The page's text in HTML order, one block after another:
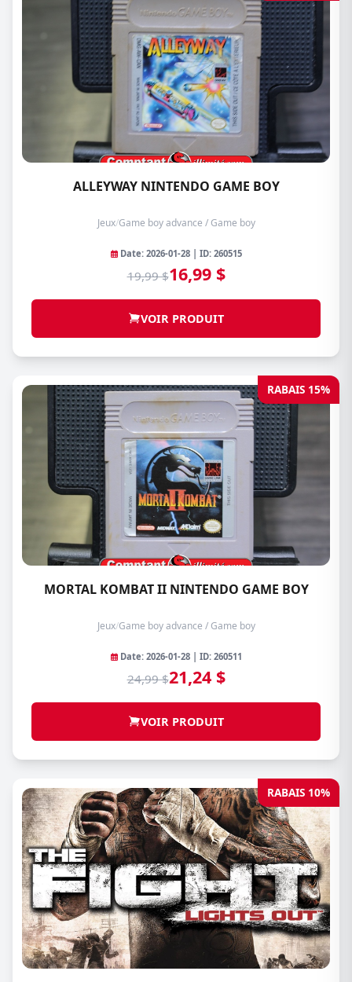
ALLEYWAY NINTENDO GAME BOY
Jeux/Game boy advance / Game boy
Date: 2026-01-28 | ID: 260515
19,99 $16,99 $
VOIR PRODUIT
RABAIS 15%
MORTAL KOMBAT II NINTENDO GAME BOY
Jeux/Game boy advance / Game boy
Date: 2026-01-28 | ID: 260511
24,99 $21,24 $
VOIR PRODUIT
RABAIS 10%